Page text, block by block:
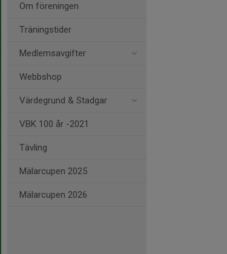
Om föreningen
Träningstider
Medlemsavgifter
Webbshop
Värdegrund & Stadgar
VBK 100 år -2021
Tävling
Mälarcupen 2025
Mälarcupen 2026